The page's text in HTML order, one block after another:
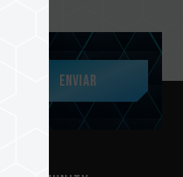
Enviar